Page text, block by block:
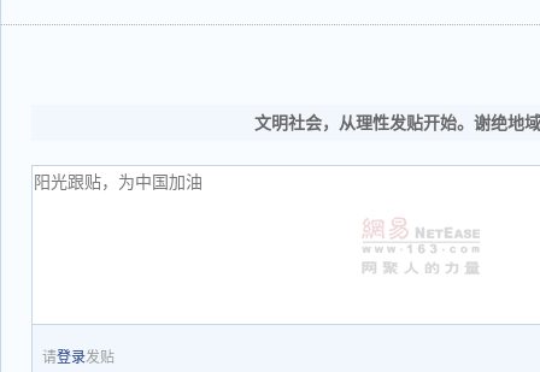
文明社会，从理性发贴开始。谢绝地
请登录发贴